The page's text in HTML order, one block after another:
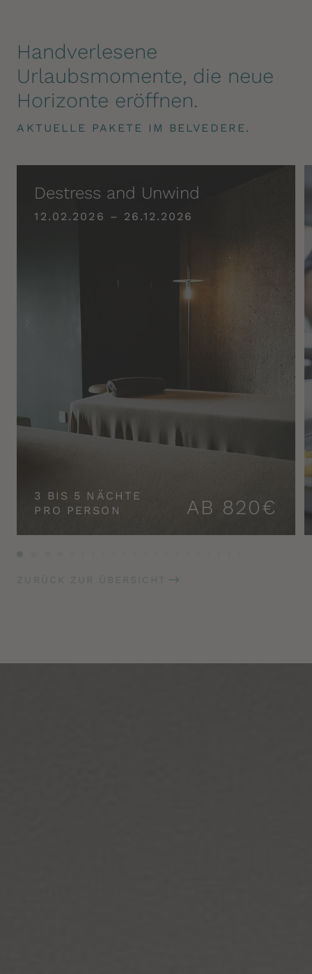
Handverlesene
Urlaubsmomente, die neue
Horizonte eröffnen.
AKTUELLE PAKETE IM BELVEDERE.
Destress and Unwind
12.02.2026 – 26.12.2026
3 BIS 5 NÄCHTE
PRO PERSON
AB 820€
ZURÜCK ZUR ÜBERSICHT